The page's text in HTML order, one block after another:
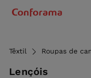
Têxtil Roupas de
Lençóis